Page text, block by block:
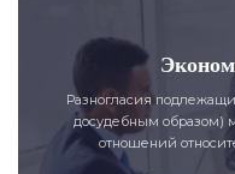
Разногласия
досудебным образом)
отношений